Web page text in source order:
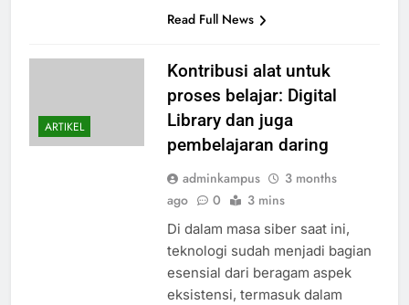
Read Full News
ARTIKEL
Kontribusi alat untuk
proses belajar: Digital
Library dan juga
pembelajaran daring
adminkampus
3 months
ago
0 3 mins
Di dalam masa siber saat ini,
teknologi sudah menjadi bagian
esensial dari beragam aspek
eksistensi, termasuk dalam